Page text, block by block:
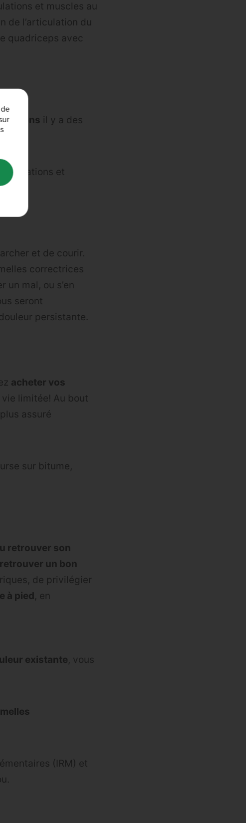
et muscles au
de l’articulation du
quadriceps avec
lésions il y a des
et
et de courir.
correctrices
mal, ou s’en
seront
persistante.
acheter vos
vie limitée! Au bout
assuré
sur bitume,
retrouver son
retrouver un bon
de privilégier
à pied, en
existante, vous
(IRM) et